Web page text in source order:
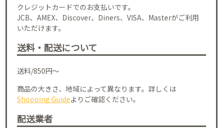
クレジットカードでのお支払いです。
JCB、AMEX、Discover、Diners、VISA、Masterがご利用
いただけます。
送料・配送について
送料/850円～
商品の大きさ、地域によって異なります。詳しくは
Shopping Guideよりご確認ください。
配送業者